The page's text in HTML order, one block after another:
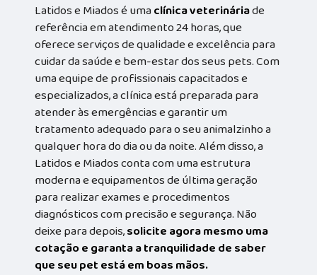
Latidos e Miados é umaclínica veterináriade
referência em atendimento 24 horas, que
oferece serviços de qualidade e excelência para
cuidar da saúde e bem-estar dos seus pets. Com
uma equipe de profissionais capacitados e
especializados, a clínica está preparada para
atender às emergências e garantir um
tratamento adequado para o seu animalzinho a
qualquer hora do dia ou da noite. Além disso, a
Latidos e Miados conta com uma estrutura
moderna e equipamentos de última geração
para realizar exames e procedimentos
diagnósticos com precisão e segurança. Não
deixe para depois,solicite agora mesmo uma
cotação e garanta a tranquilidade de saber
que seu pet está em boas mãos.